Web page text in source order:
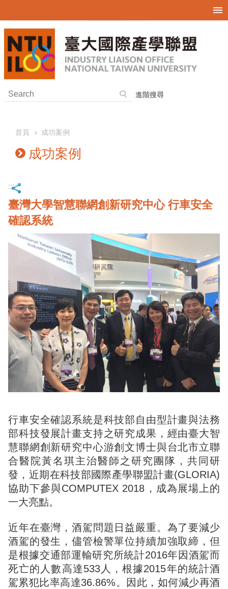
進階搜尋
首頁 成功案例
成功案例
:::
臺灣大學智慧聯網創新研究中心 行車安全
確認系統
行車安全確認系統是科技部自由型計畫與法務
部科技發展計畫支持之研究成果，經由臺大智
慧聯網創新研究中心游創文博士與台北市立聯
合醫院黃名琪主治醫師之研究團隊，共同研
發，近期在科技部國際產學聯盟計畫(GLORIA)
協助下參與COMPUTEX 2018，成為展場上的
一大亮點。
近年在臺灣，酒駕問題日益嚴重。為了要減少
酒駕的發生，儘管檢警單位持續加強取締，但
是根據交通部運輸研究所統計2016年因酒駕而
死亡的人數高達533人，根據2015年的統計酒
駕累犯比率高達36.86%。因此，如何減少再酒